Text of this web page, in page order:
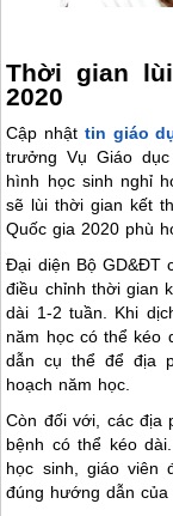
Thời gian
2020
Cập nhật tin giáo
trưởng Vụ Giáo
hình học sinh nghỉ
sẽ lùi thời gian kết
Quốc gia 2020 phù
Đại diện Bộ GD&ĐT
điều chỉnh thời gian
dài 1-2 tuần. Khi
năm học có thể kéo
dẫn cụ thể để địa
hoạch năm học.
Còn đối với, các địa
bệnh có thể kéo
học sinh, giáo viên
đúng hướng dẫn